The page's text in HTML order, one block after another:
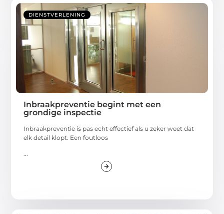
DIENSTVERLENING
Inbraakpreventie begint met een
grondige inspectie
Inbraakpreventie is pas echt effectief als u zeker weet dat
elk detail klopt. Een foutloos
...